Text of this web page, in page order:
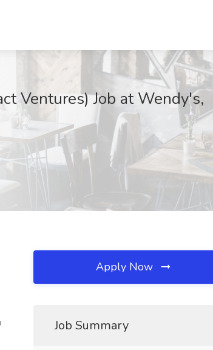
Ventures) Job at Wendy's,
Apply Now
Job Summary